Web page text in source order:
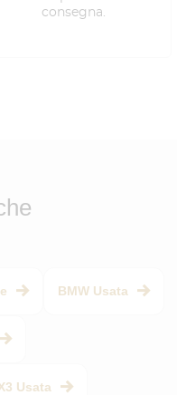
consegna.
BMW Usata
Usata